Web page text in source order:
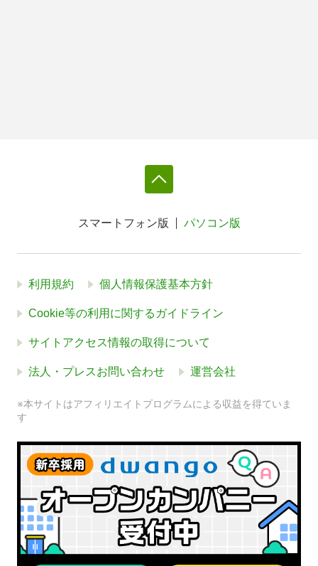
スマートフォン版 パソコン版
利用規約 個人情報保護基本方針
Cookie等の利用に関するガイドライン
サイトアクセス情報の取得について
法人・プレスお問い合わせ 運営会社
※本サイトはアフィリエイトプログラムによる収益を得ていま
す